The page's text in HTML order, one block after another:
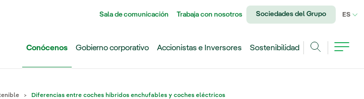
Sala de comunicación Trabaja con nosotros Sociedades del Grupo ES
Conócenos Gobierno corporativo Accionistas e Inversores
Sostenibilidad
Diferencias entre coches híbridos enchufables y coches eléctricos